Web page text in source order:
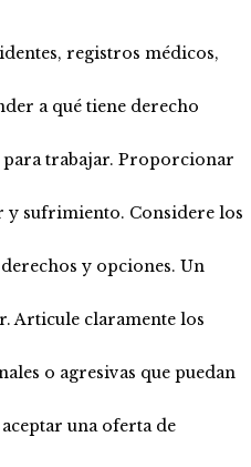
registros médicos,
a qué tiene derecho
para trabajar. Proporcionar
y sufrimiento. Considere los
y opciones. Un
Articule claramente los
o agresivas que puedan
una oferta de